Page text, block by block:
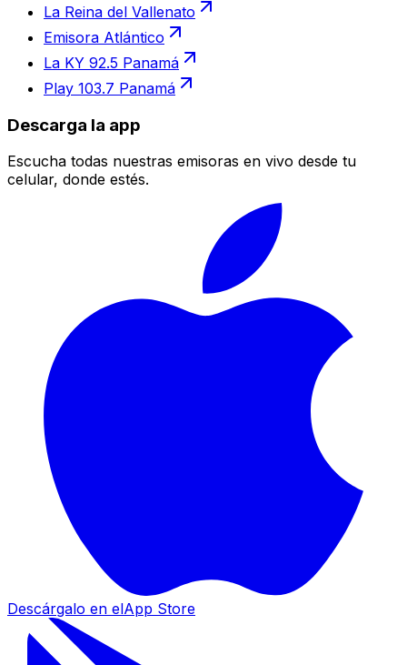
La Reina del Vallenato
Emisora Atlántico
La KY 92.5 Panamá
Play 103.7 Panamá
Descarga la app
Escucha todas nuestras emisoras en vivo desde tu
celular, donde estés.
Descárgalo en elApp Store